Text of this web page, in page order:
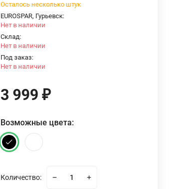
Осталось несколько штук
EUROSPAR, Гурьевск:
Нет в наличии
Склад:
Нет в наличии
Под заказ:
Нет в наличии
3 999₽
Возможные цвета:
Количество: